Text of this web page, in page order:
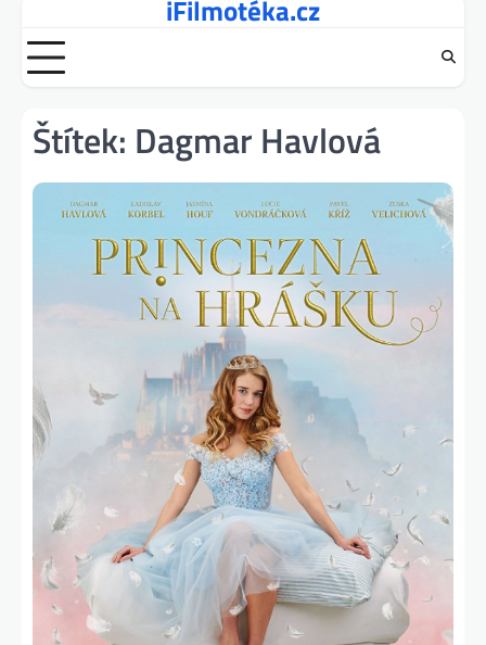
content
iFilmotéka.cz
Štítek: Dagmar Havlová